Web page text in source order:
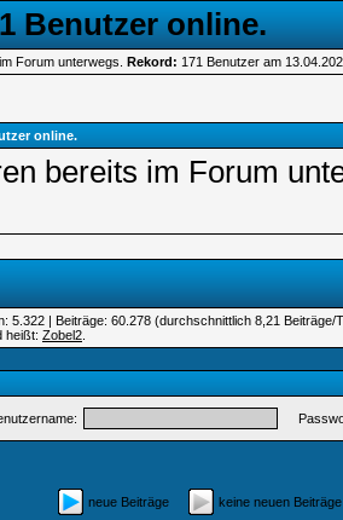
Benutzer online.
Forum unterwegs. Rekord: 171 Benutzer am
online.
bereits im Forum
5.322 | Beiträge: 60.278 (durchschnittlich 8,21 Beiträge/
heißt: Zobel2
neue Beiträge keine neuen